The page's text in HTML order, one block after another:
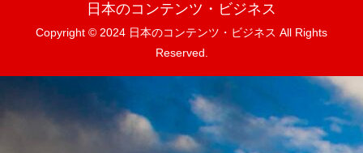
日本のコンテンツ・ビジネス
Copyright © 2024 日本のコンテンツ・ビジネス All Rights
Reserved.